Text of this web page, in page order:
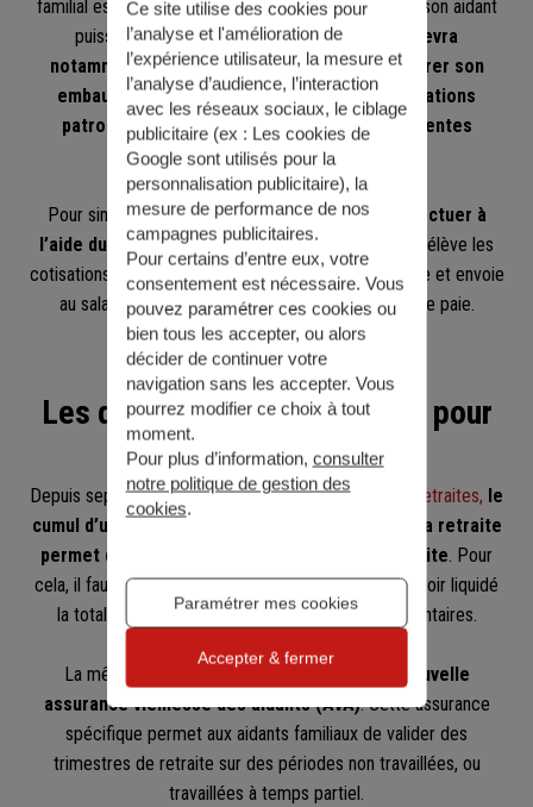
familial est soumise à certaines obligations afin que son aidant
puisse bénéficier d’un bulletin de salaire.
Elle devra
notamment établir un contrat de travail, déclarer son
embauche auprès de l’Urssaf, payer les cotisations
patronales et salariales et répondre à différentes
obligations salariales.
Pour simplifier ses démarches, elle pourra les
effectuer à
l’aide du
Cesu déclaratif: ce service calcule et prélève les
cotisations sociales nécessaires et l’impôt à la source et envoie
au salarié un document faisant office de bulletin de paie.
Les droits de l'aidant familial pour
la retraite
Depuis septembre 2023 et ladernière réforme des retraites, le
cumul d’un emploi d’aidant familial salarié avec la retraite
permet d’acquérir de nouveaux droits à la retraite. Pour
cela, il faut bénéficier d’uneretraiteà taux plein et avoir liquidé
la totalité de ses pensions, de base et complémentaires.
La même réforme introduit depuis 2023
une nouvelle
assurance vieillesse des aidants (AVA). Cette assurance
spécifique permet aux aidants familiaux de valider des
trimestres de retraite sur des périodes non travaillées, ou
travaillées à temps partiel.
Ce site utilise des cookies pour
l’analyse et l'amélioration de
l’expérience utilisateur, la mesure et
l’analyse d’audience, l’interaction
avec les réseaux sociaux, le ciblage
publicitaire (ex : Les cookies de
Google sont utilisés pour la
personnalisation publicitaire), la
mesure de performance de nos
campagnes publicitaires.
Pour certains d’entre eux, votre
consentement est nécessaire. Vous
pouvez paramétrer ces cookies ou
bien tous les accepter, ou alors
décider de continuer votre
navigation sans les accepter. Vous
pourrez modifier ce choix à tout
moment.
Pour plus d’information, consulter
notre politique de gestion des
cookies.
Paramétrer mes cookies
Accepter & fermer